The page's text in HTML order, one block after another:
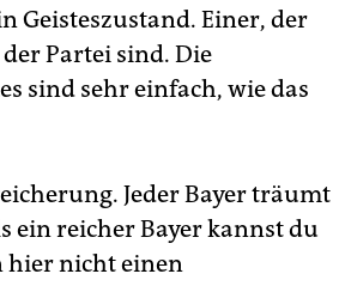
Geisteszustand. Einer, der
Partei sind. Die
sind sehr einfach, wie das
Jeder Bayer träumt
ein reicher Bayer kannst du
hier nicht einen